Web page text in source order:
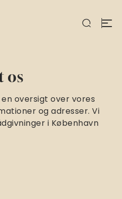
os
oversigt over vores
og adresser. Vi
i København